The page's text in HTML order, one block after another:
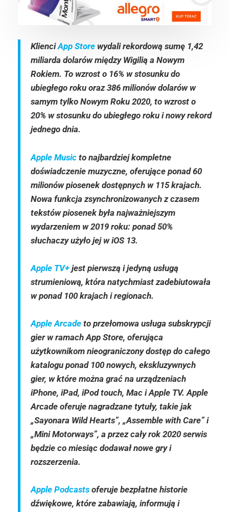
KlienciApp Storewydali rekordową sumę 1,42
miliarda dolarów między Wigilią a Nowym
Rokiem. To wzrost o 16% w stosunku do
ubiegłego roku oraz 386 milionów dolarów w
samym tylko Nowym Roku 2020, to wzrost o
20% w stosunku do ubiegłego roku i nowy rekord
jednego dnia.
Apple Musicto najbardziej kompletne
doświadczenie muzyczne, oferujące ponad 60
milionów piosenek dostępnych w 115 krajach.
Nowa funkcja zsynchronizowanych z czasem
tekstów piosenek była najważniejszym
wydarzeniem w 2019 roku: ponad 50%
słuchaczy użyło jej w iOS 13.
Apple TV+jest pierwszą i jedyną usługą
strumieniową, która natychmiast zadebiutowała
w ponad 100 krajach i regionach.
Apple Arcadeto przełomowa usługa subskrypcji
gier w ramach App Store, oferująca
użytkownikom nieograniczony dostęp do całego
katalogu ponad 100 nowych, ekskluzywnych
gier, w które można grać na urządzeniach
iPhone, iPad, iPod touch, Mac i Apple TV. Apple
Arcade oferuje nagradzane tytuły, takie jak
„Sayonara Wild Hearts”, „Assemble with Care” i
„Mini Motorways”, a przez cały rok 2020 serwis
będzie co miesiąc dodawał nowe gry i
rozszerzenia.
Apple Podcastsoferuje bezpłatne historie
dźwiękowe, które zabawiają, informują i